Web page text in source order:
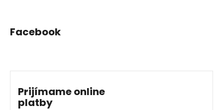
Facebook
Prijímame online
platby